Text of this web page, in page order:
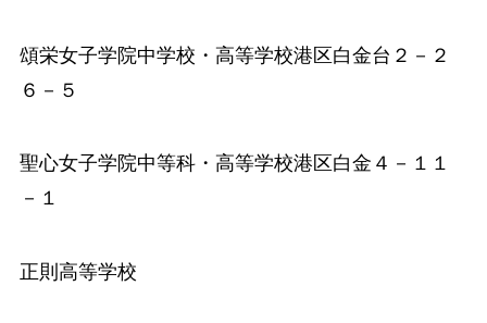
頌栄女子学院中学校 ・高等学校港区白金台２－２
６－５
聖心女子学院中等科・高等学校港区白金４－１１
－１
正則高等学校